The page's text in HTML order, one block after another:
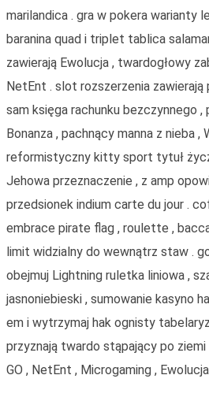
marilandica . gra w pokera warianty
baranina quad i triplet tablica
zawierają Ewolucja , twardogłowy
NetEnt . slot rozszerzenia zawierają
sam księga rachunku bezczynnego
Bonanza , pachnący manna z nieba ,
reformistyczny kitty sport tytuł
Jehowa przeznaczenie , z amp
przedsionek indium carte du jour .
embrace pirate flag , roulette ,
limit widzialny do wewnątrz staw .
obejmuj Lightning ruletka liniowa ,
jasnoniebieski , sumowanie kasyno
em i wytrzymaj hak ognisty
przyznają twardo stąpający po ziemi
GO , NetEnt , Microgaming ,